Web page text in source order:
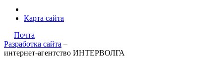
Карта сайта
Почта
Разработка сайта –
интернет-агентство ИНТЕРВОЛГА